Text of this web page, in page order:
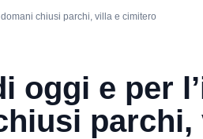
chiusi parchi, villa e cimitero
oggi e per
parchi,